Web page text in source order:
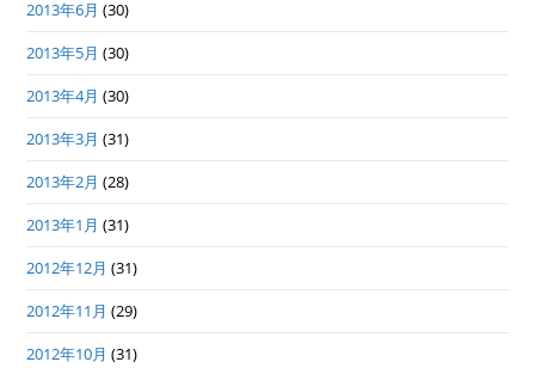
2013年6月 (30)
2013年5月 (30)
2013年4月 (30)
2013年3月 (31)
2013年2月 (28)
2013年1月 (31)
2012年12月 (31)
2012年11月 (29)
2012年10月 (31)